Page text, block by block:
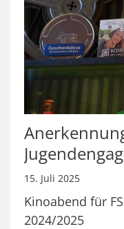
15. Juli 2025
Kinoabend für
2024/2025